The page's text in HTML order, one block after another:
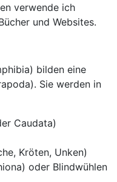
verwende ich
und Websites.
bilden eine
Sie werden in
Caudata)
Kröten, Unken)
oder Blindwühlen